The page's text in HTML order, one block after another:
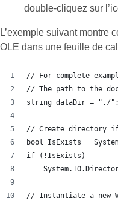
double-cliquez sur
L’exemple suivant montre
OLE dans une feuille de
// For complete
// The path to the
string dataDir = "./";
// Create directory
bool IsExists =
if (!IsExists)
// Instantiate a new